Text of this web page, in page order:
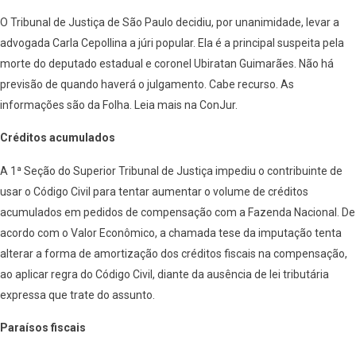
O Tribunal de Justiça de São Paulo decidiu, por unanimidade, levar a
advogada Carla Cepollina a júri popular. Ela é a principal suspeita pela
morte do deputado estadual e coronel Ubiratan Guimarães. Não há
previsão de quando haverá o julgamento. Cabe recurso. As
informações são da Folha. Leia mais na ConJur.
Créditos acumulados
A 1ª Seção do Superior Tribunal de Justiça impediu o contribuinte de
usar o Código Civil para tentar aumentar o volume de créditos
acumulados em pedidos de compensação com a Fazenda Nacional. De
acordo com o Valor Econômico, a chamada tese da imputação tenta
alterar a forma de amortização dos créditos fiscais na compensação,
ao aplicar regra do Código Civil, diante da ausência de lei tributária
expressa que trate do assunto.
Paraísos fiscais